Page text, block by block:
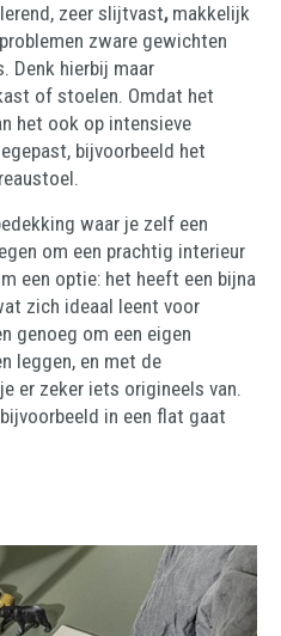
zeer slijtvast, makkelijk
zware gewichten
Denk hierbij maar
of stoelen. Omdat het
het ook op intensieve
bijvoorbeeld het
waar je zelf een
om een prachtig interieur
een optie: het heeft een bijna
zich ideaal leent voor
genoeg om een eigen
leggen, en met de
er zeker iets origineels van.
in een flat gaat